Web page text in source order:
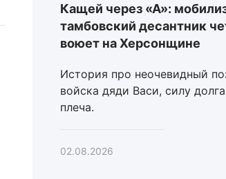
Кащей через «А»:
тамбовский десантник
воюет на Херсонщине
История про неочевидный
войска дяди Васи, силу
плеча.
02.08.2026